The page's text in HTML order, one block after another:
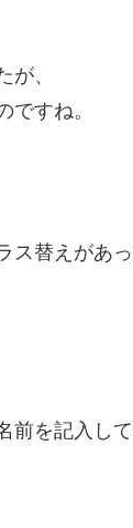
、
すね。
替えがあっ
前を記入し